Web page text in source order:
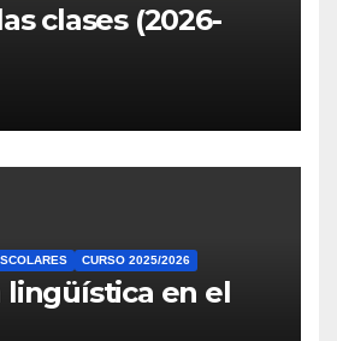
clases (2026-
CURSO 2025/2026
lingüística en el